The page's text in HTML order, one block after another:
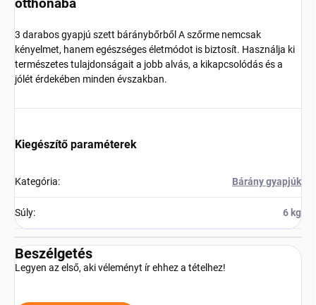
otthonába
3 darabos gyapjú szett báránybőrből A szőrme nemcsak
kényelmet, hanem egészséges életmódot is biztosít. Használja ki
természetes tulajdonságait a jobb alvás, a kikapcsolódás és a
jólét érdekében minden évszakban.
Kiegészítő paraméterek
Kategória: Bárány gyapjúk
Súly: 6 kg
Beszélgetés
Legyen az első, aki véleményt ír ehhez a tételhez!